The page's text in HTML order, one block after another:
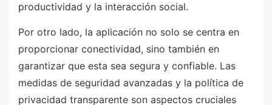
productividad y la interacción social.
Por otro lado, la aplicación no solo se centra en
proporcionar conectividad, sino también en
garantizar que esta sea segura y confiable. Las
medidas de seguridad avanzadas y la política de
privacidad transparente son aspectos cruciales